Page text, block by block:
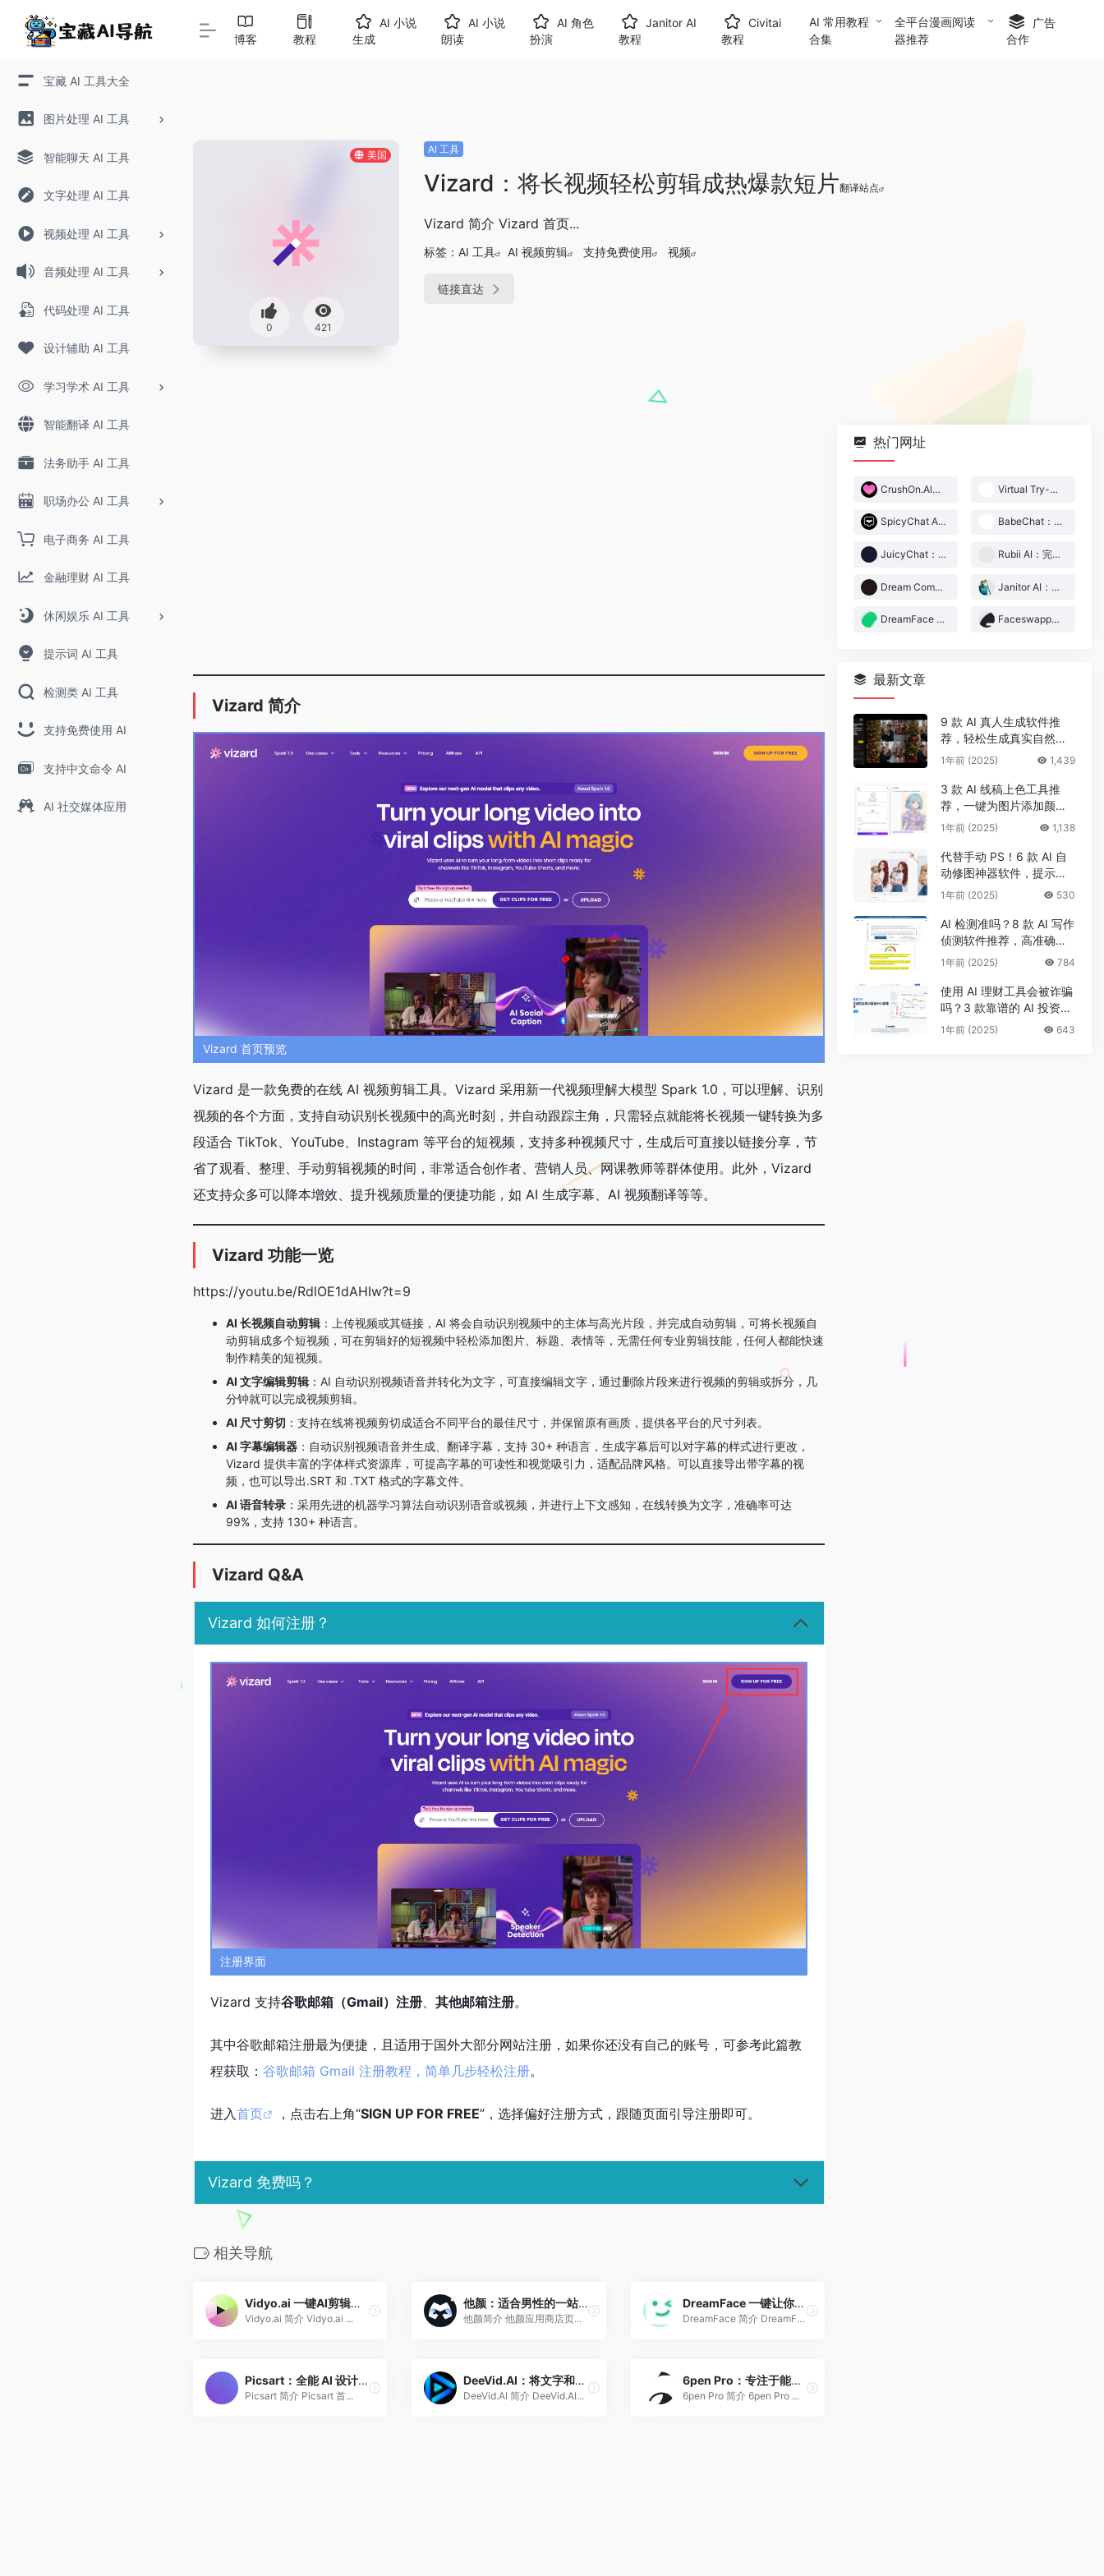
宝藏 AI 工具大全
图片处理 AI 工具
智能聊天 AI 工具
文字处理 AI 工具
视频处理 AI 工具
音频处理 AI 工具
代码处理 AI 工具
设计辅助 AI 工具
学习学术 AI 工具
智能翻译 AI 工具
法务助手 AI 工具
职场办公 AI 工具
电子商务 AI 工具
金融理财 AI 工具
休闲娱乐 AI 工具
提示词 AI 工具
检测类 AI 工具
支持免费使用 AI
支持中文命令 AI
AI 社交媒体应用
博客 教程
AI 小说
生成
AI 小说
朗读
AI 角色
扮演
Janitor AI
教程
Civitai
教程
AI 常用教程
合集
全平台漫画阅读
器推荐
广告
合作
美国
0 421
AI 工具
Vizard：将长视频轻松剪辑成热爆款短片翻译站点
Vizard 简介 Vizard 首页...
标签： AI 工具 AI 视频剪辑 支持免费使用 视频
链接直达
Vizard 简介
Vizard 首页预览
Vizard 是一款免费的在线 AI 视频剪辑工具。Vizard 采用新一代视频理解大模型 Spark 1.0，可以理解、识别
视频的各个方面，支持自动识别长视频中的高光时刻，并自动跟踪主角，只需轻点就能将长视频一键转换为多
段适合 TikTok、YouTube、Instagram 等平台的短视频，支持多种视频尺寸，生成后可直接以链接分享，节
省了观看、整理、手动剪辑视频的时间，非常适合创作者、营销人员、网课教师等群体使用。此外，Vizard
还支持众多可以降本增效、提升视频质量的便捷功能，如 AI 生成字幕、AI 视频翻译等等。
Vizard 功能一览
https://youtu.be/RdlOE1dAHIw?t=9
AI 长视频自动剪辑 ：上传视频或其链接，AI 将会自动识别视频中的主体与高光片段，并完成自动剪辑，可将长视频自
动剪辑成多个短视频，可在剪辑好的短视频中轻松添加图片、标题、表情等，无需任何专业剪辑技能，任何人都能快速
制作精美的短视频。
AI 文字编辑剪辑 ：AI 自动识别视频语音并转化为文字，可直接编辑文字，通过删除片段来进行视频的剪辑或拆分，几
分钟就可以完成视频剪辑。
AI 尺寸剪切 ：支持在线将视频剪切成适合不同平台的最佳尺寸，并保留原有画质，提供各平台的尺寸列表。
AI 字幕编辑器 ：自动识别视频语音并生成、翻译字幕，支持 30+ 种语言，生成字幕后可以对字幕的样式进行更改，
Vizard 提供丰富的字体样式资源库，可提高字幕的可读性和视觉吸引力，适配品牌风格。可以直接导出带字幕的视
频，也可以导出.SRT 和 .TXT 格式的字幕文件。
AI 语音转录 ：采用先进的机器学习算法自动识别语音或视频，并进行上下文感知，在线转换为文字，准确率可达
99%，支持 130+ 种语言。
Vizard Q&A
Vizard 如何注册？
注册界面
Vizard 支持谷歌邮箱（Gmail）注册、 其他邮箱注册。
其中谷歌邮箱注册最为便捷，且适用于国外大部分网站注册，如果你还没有自己的账号，可参考此篇教
程获取： 谷歌邮箱 Gmail 注册教程，简单几步轻松注册。
进入首页 ，点击右上角“SIGN UP FOR FREE”，选择偏好注册方式，跟随页面引导注册即可。
Vizard 免费吗？
相关导航
Vidyo.ai 一键AI剪辑短视频：切片短视频制作者的福音
Vidyo.ai 简介 Vidyo.ai ...
他颜：适合男性的一站式美颜、增肌 APP
他颜简介 他颜应用商店页...
DreamFace 一键让你的图片动起来
DreamFace 简介 DreamFace...
Picsart：全能 AI 设计工具，简历、海报、LOGO、商品图…
Picsart 简介 Picsart 首...
DeeVid.AI：将文字和图片转化成丰富有趣的动态视频
DeeVid.AI 简介 DeeVid.AI...
6pen Pro：专注于能力组合的 AI 创作平台
6pen Pro 简介 6pen Pro ...
热门网址
CrushOn.Al：支持中文的无限制 AI 角色扮演、文字 RPG Virtual Try-Off：免费在线虚拟穿衣脱衣工具
SpicyChat AI：支持 500,000+角色的 R18 AI 角色扮演聊天工具 BabeChat：支持中文的高沉浸感 18+ AI 角色扮演、文字冒险 APP
JuicyChat：尺度超大的 NSFW AI 角色聊天扮演 APP Rubii AI：完美支持简体中文的 AI 角色扮演应用
Dream Companion：仅限成人的拟真 AI 伴侣聊天、角色扮演网站 Janitor AI：超人气的 AI 角色扮演软件，无限制18+
DreamFace 一键让你的图片动起来 Faceswapper.ai：免费在线图片、视频 AI 换脸换衣工具
最新文章
9 款 AI 真人生成软件推
荐，轻松生成真实自然的
真人头像和照片
1年前 (2025) 1,439
3 款 AI 线稿上色工具推
荐，一键为图片添加颜
色、改配色
1年前 (2025) 1,138
代替手动 PS！6 款 AI 自
动修图神器软件，提示词
一键修面部、头发及背景
1年前 (2025) 530
AI 检测准吗？8 款 AI 写作
侦测软件推荐，高准确率
检测 AI 生成及抄袭内容
1年前 (2025) 784
使用 AI 理财工具会被诈骗
吗？3 款靠谱的 AI 投资理
财工具推荐，手把手带你
1年前 (2025) 643